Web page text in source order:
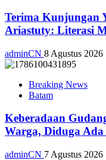
Terima Kunjungan
Ariastuty: Literasi
adminCN 8 Agustus 2026
Breaking News
Batam
Keberadaan
Warga, Diduga
adminCN 7 Agustus 2026